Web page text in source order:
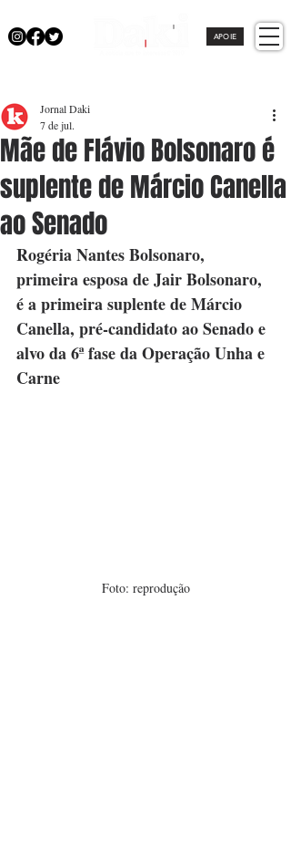
APOIE
Mãe de Flávio Bolsonaro é
suplente de Márcio Canella
ao Senado
Jornal Daki
7 de jul.
Rogéria Nantes Bolsonaro,
primeira esposa de Jair Bolsonaro,
é a primeira suplente de Márcio
Canella, pré-candidato ao Senado e
alvo da 6ª fase da Operação Unha e
Carne
Foto: reprodução